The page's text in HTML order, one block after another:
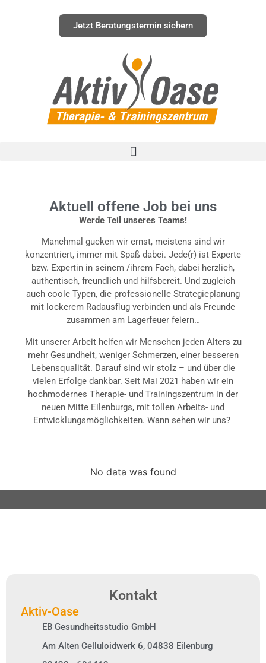
Jetzt Beratungstermin sichern
Aktuell offene Job bei uns
Werde Teil unseres Teams!
Manchmal gucken wir ernst, meistens sind wir
konzentriert, immer mit Spaß dabei. Jede(r) ist Experte
bzw. Expertin in seinem /ihrem Fach, dabei herzlich,
authentisch, freundlich und hilfsbereit. Und zugleich
auch coole Typen, die professionelle Strategieplanung
mit lockerem Radausflug verbinden und als Freunde
zusammen am Lagerfeuer feiern…
Mit unserer Arbeit helfen wir Menschen jeden Alters zu
mehr Gesundheit, weniger Schmerzen, einer besseren
Lebensqualität. Darauf sind wir stolz – und über die
vielen Erfolge dankbar. Seit Mai 2021 haben wir ein
hochmodernes Therapie- und Trainingszentrum in der
neuen Mitte Eilenburgs, mit tollen Arbeits- und
Entwicklungsmöglichkeiten. Wann sehen wir uns?
No data was found
Kontakt
Aktiv-Oase
EB Gesundheitsstudio GmbH
Am Alten Celluloidwerk 6, 04838 Eilenburg